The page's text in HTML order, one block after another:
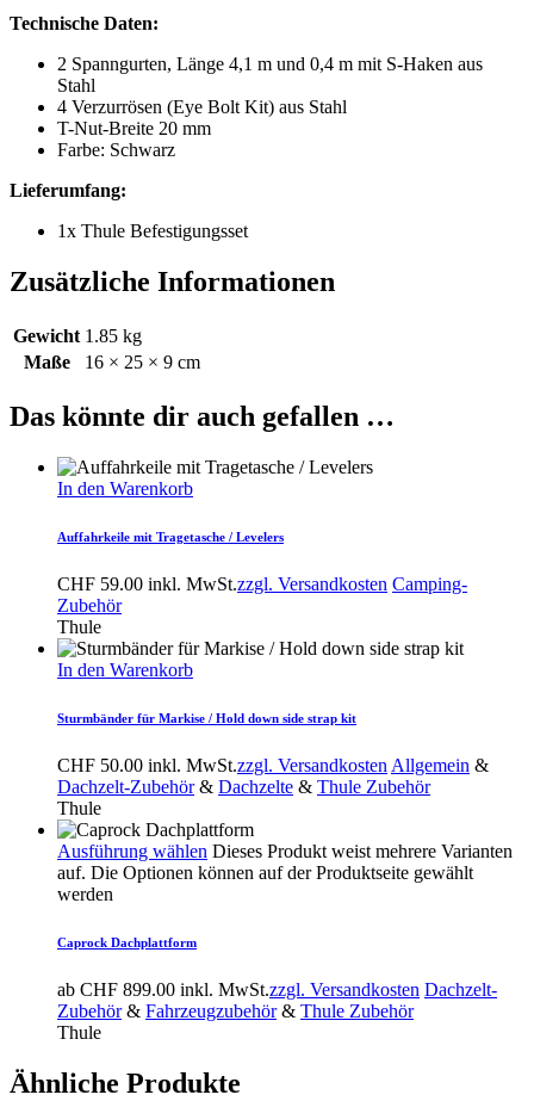
Technische Daten:
2 Spanngurten, Länge 4,1 m und 0,4 m mit S-Haken aus
Stahl
4 Verzurrösen (Eye Bolt Kit) aus Stahl
T-Nut-Breite 20 mm
Farbe: Schwarz
Lieferumfang:
1x Thule Befestigungsset
Zusätzliche Informationen
Gewicht 1.85 kg
Maße
16 × 25 × 9 cm
Das könnte dir auch gefallen …
In den Warenkorb
Auffahrkeile mit Tragetasche / Levelers
CHF 59.00 inkl. MwSt.zzgl. Versandkosten Camping-
Zubehör
Thule
In den Warenkorb
Sturmbänder für Markise / Hold down side strap kit
CHF 50.00 inkl. MwSt.zzgl. Versandkosten Allgemein &
Dachzelt-Zubehör& Dachzelte & Thule Zubehör
Thule
Ausführung wählen Dieses Produkt weist mehrere Varianten
auf. Die Optionen können auf der Produktseite gewählt
werden
Caprock Dachplattform
ab CHF 899.00 inkl. MwSt.zzgl. Versandkosten Dachzelt-
Zubehör& Fahrzeugzubehör& Thule Zubehör
Thule
Ähnliche Produkte